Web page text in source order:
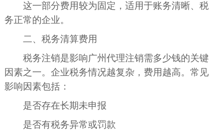
这一部分费用较为固定，适用于账务清晰、税
务正常的企业。
二、税务清算费用
税务注销是影响广州代理注销需多少钱的关键
因素之一。企业税务情况越复杂，费用越高。常见
影响因素包括：
是否存在长期未申报
是否有税务异常或罚款